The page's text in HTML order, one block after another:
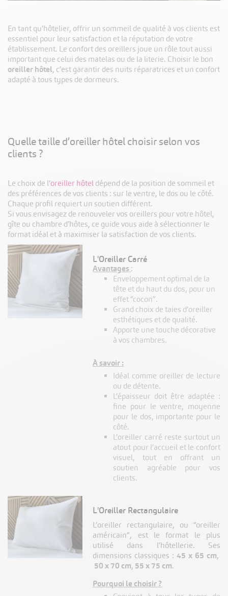
En tant qu’hôtelier, offrir un sommeil de qualité à vos clients est
essentiel pour leur satisfaction et la réputation de votre
établissement. Le confort des oreillers joue un rôle tout aussi
important que celui des matelas ou de la literie. Choisir le bon
oreiller hôtel, c’est garantir des nuits réparatrices et un confort
adapté à tous types de dormeurs.
Quelle taille d’oreiller hôtel choisir selon vos
clients ?
Le choix de l’oreiller hôtel dépend de la position de sommeil et
des préférences de vos clients : sur le ventre, le dos ou le côté.
Chaque profil requiert un soutien différent.
Si vous envisagez de renouveler vos oreillers pour votre hôtel,
gîte ou chambre d’hôtes, ce guide vous aide à sélectionner le
format idéal et à maximiser la satisfaction de vos clients.
L'Oreiller Carré
Avantages :
Enveloppement optimal de la
tête et du haut du dos, pour un
effet “cocon”.
Grand choix de taies d’oreiller
esthétiques et de qualité.
Apporte une touche décorative
à vos chambres.
À savoir :
Idéal comme oreiller de lecture
ou de détente.
L’épaisseur doit être adaptée :
fine pour le ventre, moyenne
pour le dos, importante pour le
côté.
L’oreiller carré reste surtout un
atout pour l’accueil et le confort
visuel, tout en offrant un
soutien agréable pour vos
clients.
L'Oreiller Rectangulaire
L’oreiller rectangulaire, ou “oreiller
américain”, est le format le plus
utilisé dans l’hôtellerie. Ses
dimensions classiques : 45 x 65 cm,
50 x 70 cm, 55 x 75 cm.
Pourquoi le choisir ?